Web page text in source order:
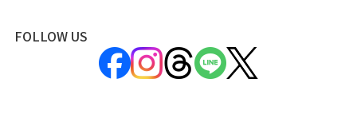
FOLLOW US